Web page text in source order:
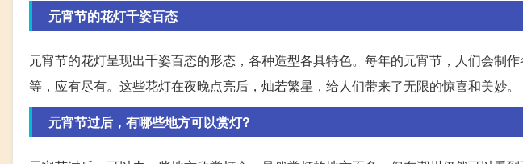
元宵节的花灯千姿百态
元宵节的花灯呈现出千姿百态的形态，各种造型各具特色。每年的元宵节，人们会制
等，应有尽有。这些花灯在夜晚点亮后，灿若繁星，给人们带来了无限的惊喜和美妙。
元宵节过后，有哪些地方可以赏灯?